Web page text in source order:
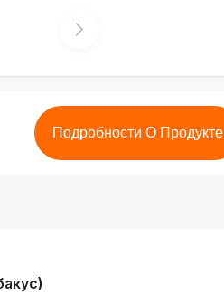
Подробности О Продукте